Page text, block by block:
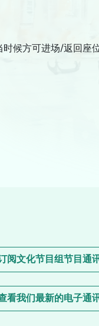
候方可进场/返回座
阅文化节目组节目通
看我们最新的电子通